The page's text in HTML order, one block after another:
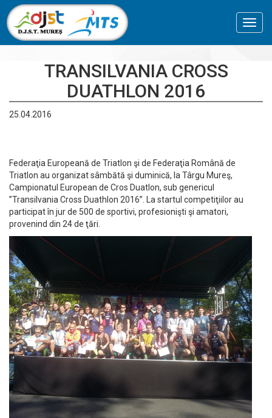
TRANSILVANIA CROSS
DUATHLON 2016
25.04.2016
Federaţia Europeană de Triatlon şi de Federaţia Română de
Triatlon au organizat sâmbătă şi duminică, la Târgu Mureş,
Campionatul European de Cros Duatlon, sub genericul
”Transilvania Cross Duathlon 2016”. La startul competiţiilor au
participat în jur de 500 de sportivi, profesionişti şi amatori,
provenind din 24 de ţări.